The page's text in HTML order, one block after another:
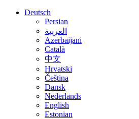
Deutsch
Persian
العربية
Azerbaijani
Català
中文
Hrvatski
Čeština
Dansk
Nederlands
English
Estonian